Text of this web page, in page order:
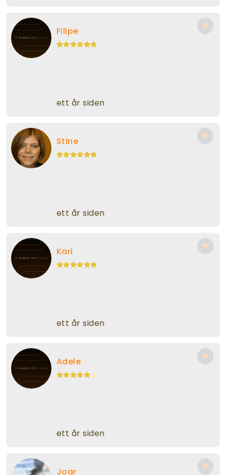
Filipe
ett år siden
Stine
ett år siden
Kari
ett år siden
Adele
ett år siden
Joar